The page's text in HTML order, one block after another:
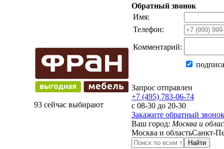
93 сейчас выбирают
Обратный звонок
Имя:
Телефон:
Комментарий:
Запрос отправлен
+7 (495) 783-06-74
с 08-30 до 20-30
Закажите обратный звонок
Ваш город: Москва и
Москва и областьСанкт-
Найти